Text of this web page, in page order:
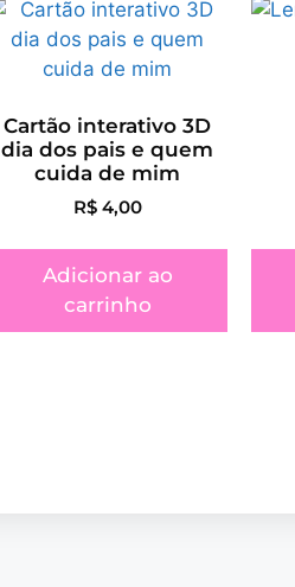
Cartão interativo 3D
dia dos pais e quem
cuida de mim
R$4,00
Adicionar ao
carrinho